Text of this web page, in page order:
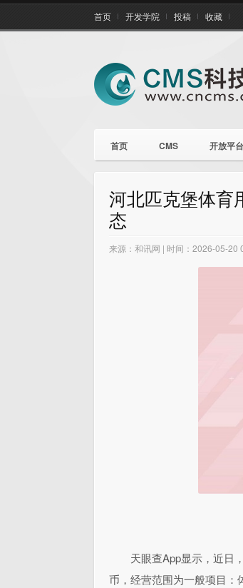
首页 开发学院 投稿 收藏
首页 CMS 开放平台
河北匹克堡体育
态
来源：和讯网 | 时间：2026-05-20
天眼查App显示，近日
币，经营范围为一般项目：